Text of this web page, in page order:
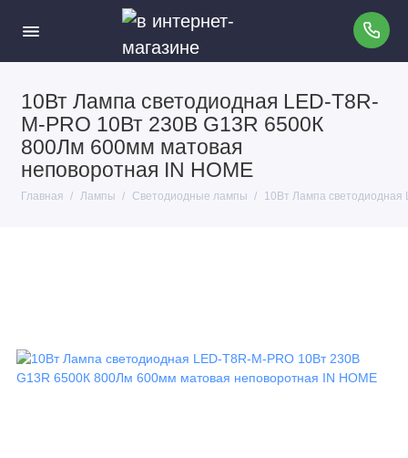
10Вт Лампа светодиодная LED-T8R-
M-PRO 10Вт 230В G13R 6500К
800Лм 600мм матовая
неповоротная IN HOME
Главная Лампы Светодиодные лампы 10Вт Лампа светодиодная